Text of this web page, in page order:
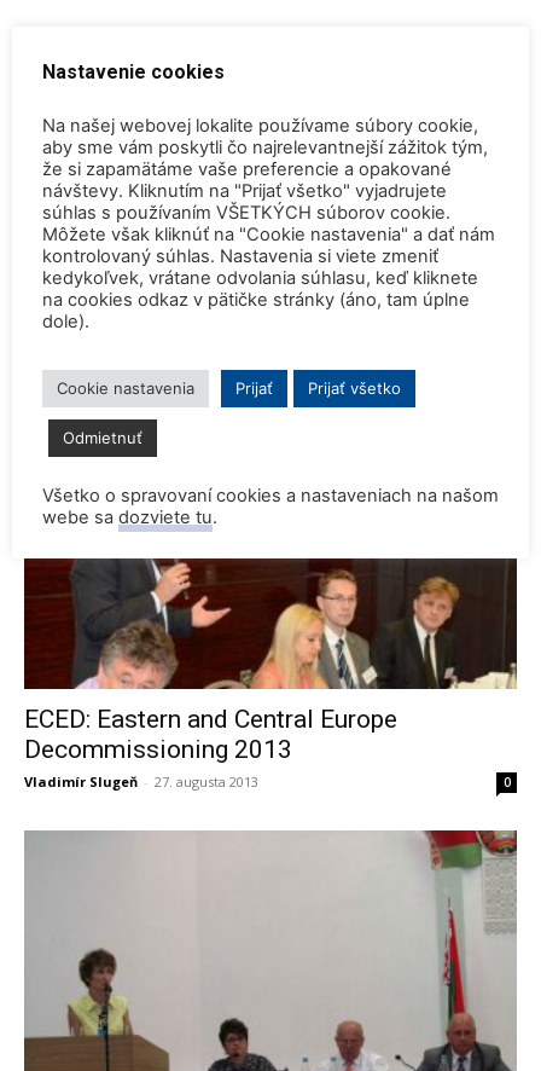
Košice – odborný seminár a technické
exkurzie k využívaniu ionizujúceho
žiarenia...
Tereza Melicherová - 17. novembra 2013
ECED: Eastern and Central Europe
Decommissioning 2013
Vladimír Slugeň - 27. augusta 2013 0
Nastavenie cookies
Na našej webovej lokalite používame súbory cookie,
aby sme vám poskytli čo najrelevantnejší zážitok tým,
že si zapamätáme vaše preferencie a opakované
návštevy. Kliknutím na "Prijať všetko" vyjadrujete
súhlas s používaním VŠETKÝCH súborov cookie.
Môžete však kliknúť na "Cookie nastavenia" a dať nám
kontrolovaný súhlas. Nastavenia si viete zmeniť
kedykoľvek, vrátane odvolania súhlasu, keď kliknete
na cookies odkaz v pätičke stránky (áno, tam úplne
dole).
Cookie nastavenia Prijať Prijať všetko
Odmietnuť
Všetko o spravovaní cookies a nastaveniach na našom
webe sa dozviete tu.